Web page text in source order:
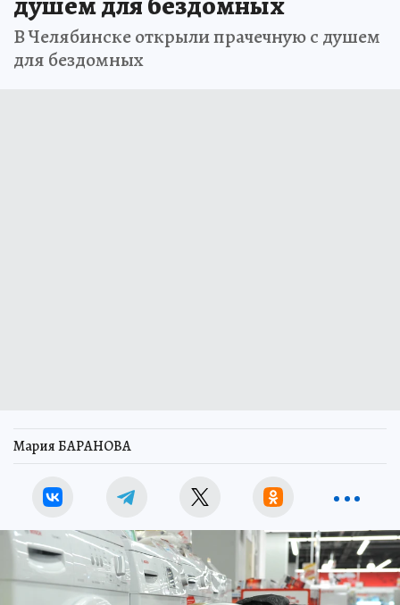
В Челябинске открыли прачечную с душем
для бездомных
Мария БАРАНОВА